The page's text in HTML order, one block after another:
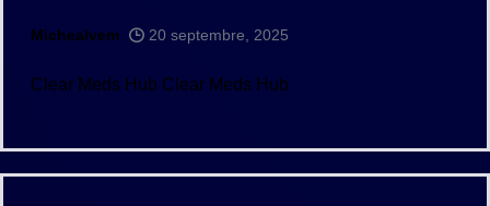
Michealvem 20 septembre, 2025
Clear Meds Hub Clear Meds Hub